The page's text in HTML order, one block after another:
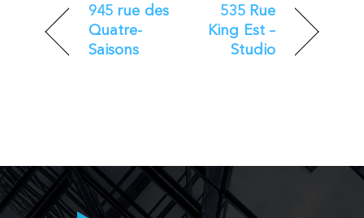
945 rue des
Quatre-
Saisons
535 Rue
King Est –
Studio